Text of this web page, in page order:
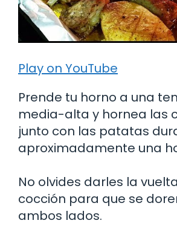
Play on YouTube
Prende tu horno a una
media-alta y hornea las
junto con las patatas
aproximadamente una
No olvides darles la
cocción para que se
ambos lados.